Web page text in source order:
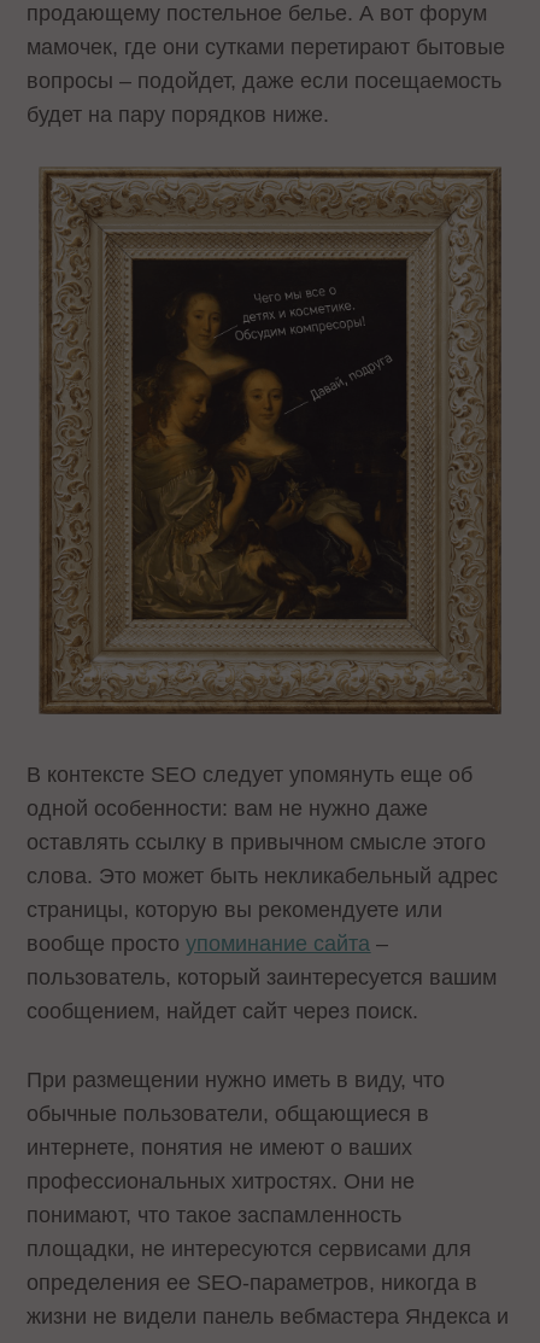
продающему постельное белье. А вот форум
мамочек, где они сутками перетирают бытовые
вопросы – подойдет, даже если посещаемость
будет на пару порядков ниже.
В контексте SEO следует упомянуть еще об
одной особенности: вам не нужно даже
оставлять ссылку в привычном смысле этого
слова. Это может быть некликабельный адрес
страницы, которую вы рекомендуете или
вообще простоупоминание сайта –
пользователь, который заинтересуется вашим
сообщением, найдет сайт через поиск.
При размещении нужно иметь в виду, что
обычные пользователи, общающиеся в
интернете, понятия не имеют о ваших
профессиональных хитростях. Они не
понимают, что такое заспамленность
площадки, не интересуются сервисами для
определения ее SEO-параметров, никогда в
жизни не видели панель вебмастера Яндекса и